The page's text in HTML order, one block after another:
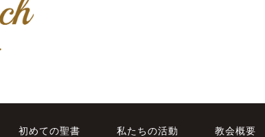
初めての聖書 私たちの活動 教会概要